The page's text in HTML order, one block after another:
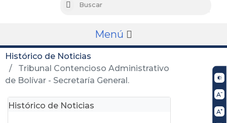
Buscar
Menú
Histórico de Noticias
Tribunal Contencioso Administrativo
de Bolívar - Secretaría General.
Histórico de Noticias